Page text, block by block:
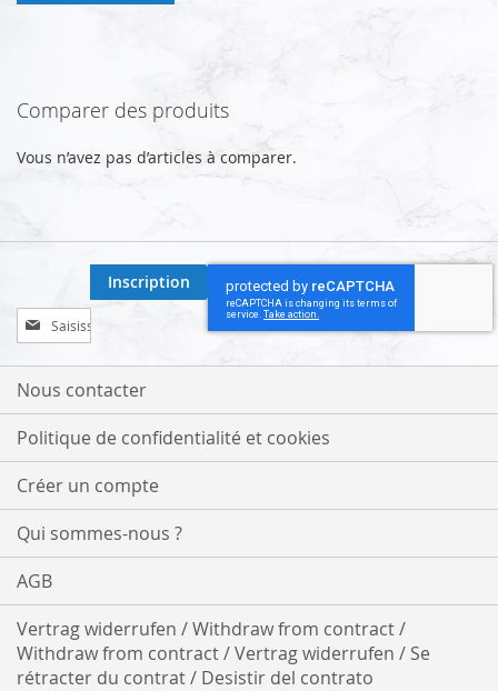
Comparer des produits
Vous n’avez pas d’articles à comparer.
Inscription
à
notre
lettre
:
Inscription
Nous contacter
Politique de confidentialité et cookies
Créer un compte
Qui sommes-nous ?
AGB
Vertrag widerrufen / Withdraw from contract /
Withdraw from contract / Vertrag widerrufen / Se
rétracter du contrat / Desistir del contrato